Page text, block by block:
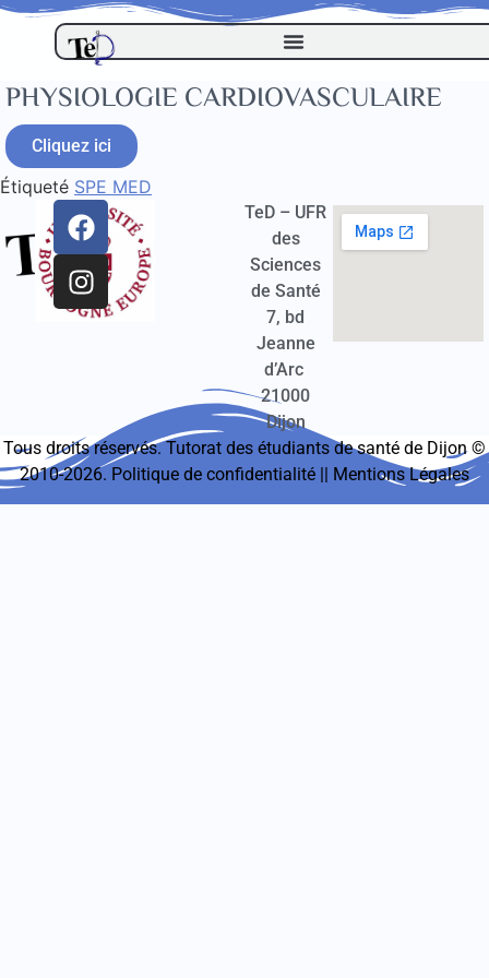
PHYSIOLOGIE CARDIOVASCULAIRE
Cliquez ici
Étiqueté SPE MED
TeD – UFR
des
Sciences
de Santé
7, bd
Jeanne
d’Arc
21000
Dijon
Tous droits réservés. Tutorat des étudiants de santé de Dijon ©
2010-2026. Politique de confidentialité || Mentions Légales